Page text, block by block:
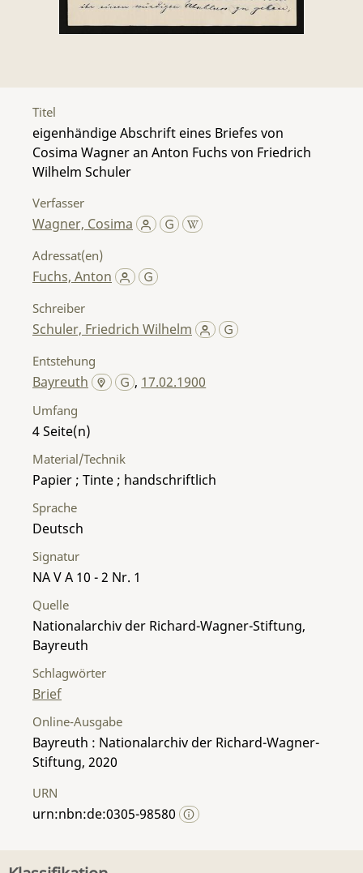
Titel
eigenhändige Abschrift eines Briefes von
Cosima Wagner an Anton Fuchs von Friedrich
Wilhelm Schuler
Verfasser
Wagner, Cosima
Adressat(en)
Fuchs, Anton
Schreiber
Schuler, Friedrich Wilhelm
Entstehung
Bayreuth , 17.02.1900
Umfang
4
Material/Technik
Papier ; Tinte ; handschriftlich
Sprache
Deutsch
Signatur
NA V A 10 - 2 Nr. 1
Quelle
Nationalarchiv der Richard-Wagner-Stiftung,
Bayreuth
Schlagwörter
Brief
Online-Ausgabe
Bayreuth : Nationalarchiv der Richard-Wagner-
Stiftung, 2020
URN
urn:nbn:de:0305-98580